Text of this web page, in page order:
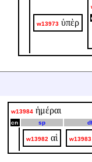
w13973 ὑπὲρ
w13984 ἡμέραι
cn sp df
w13982 αἱ w13983